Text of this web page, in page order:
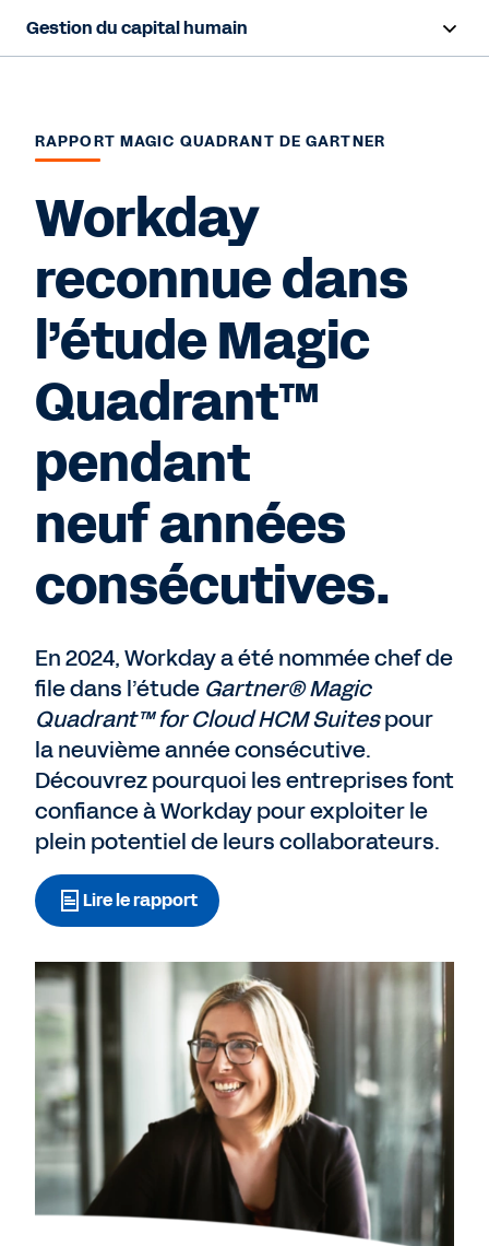
Gestion du capital humain
Fonctionnalités
Nous contacter
RAPPORT MAGIC QUADRANT DE GARTNER
Workday
reconnue dans
l’étude Magic
Quadrant™
pendant
neuf années
consécutives.
En 2024, Workday a été nommée chef de
file dans l’étude Gartner® Magic
Quadrant™ for Cloud HCM Suitespour
la neuvième année consécutive.
Découvrez pourquoi les entreprises font
confiance à Workday pour exploiter le
plein potentiel de leurs collaborateurs.
Lire le rapport